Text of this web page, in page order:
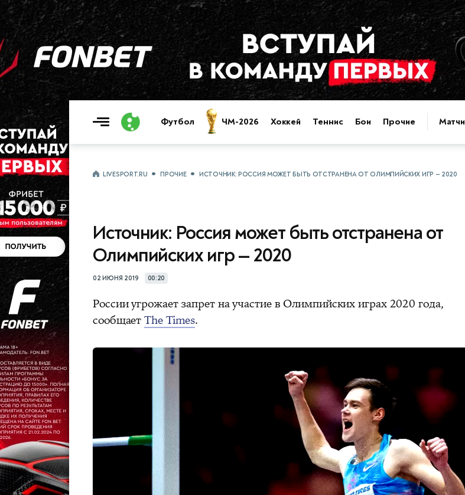
Футбол ЧМ-2026 Хоккей Теннис Бои Прочие Матчи
LIVESPORT.RU ПРОЧИЕ ИСТОЧНИК: РОССИЯ МОЖЕТ БЫТЬ ОТСТРАНЕНА ОТ ОЛИМПИЙСКИХ ИГР — 2020
Источник: Россия может быть отстранена от
Олимпийских игр — 2020
02 ИЮНЯ 2019 00:20
России угрожает запрет на участие в Олимпийских играх 2020 года,
сообщаетThe Times.